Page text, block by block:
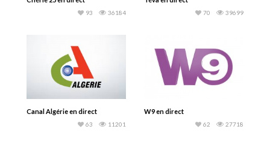
36184
93 39699
70
Canal Algérie en direct
11201
63
W9 en direct
27718
62